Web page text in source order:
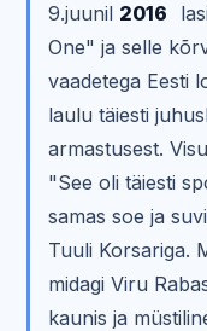
9.juunil 2016
One" ja selle
vaadetega Eesti
laulu täiesti
armastusest.
"See oli täiesti
samas soe ja
Tuuli Korsariga.
midagi Viru
kaunis ja